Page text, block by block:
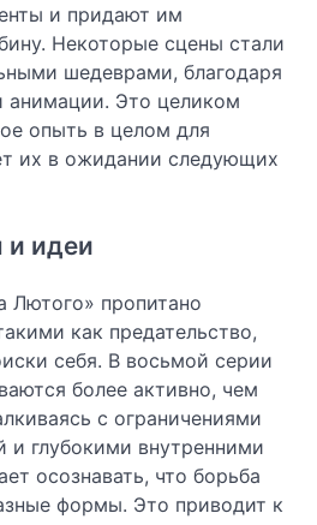
и придают им
Некоторые сцены стали
шедеврами, благодаря
анимации. Это целиком
опыть в целом для
их в ожидании следующих
идеи
Лютого» пропитано
как предательство,
себя. В восьмой серии
более активно, чем
с ограничениями
и глубокими внутренними
осознавать, что борьба
формы. Это приводит к